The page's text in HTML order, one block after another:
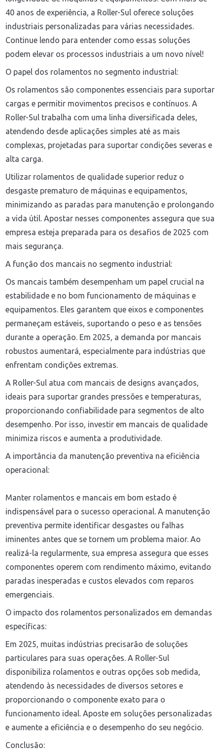
40 anos de experiência, a Roller-Sul oferece soluções
industriais personalizadas para várias necessidades.
Continue lendo para entender como essas soluções
podem elevar os processos industriais a um novo nível!
O papel dos rolamentos no segmento industrial:
Os rolamentos são componentes essenciais para suportar
cargas e permitir movimentos precisos e contínuos. A
Roller-Sul trabalha com uma linha diversificada deles,
atendendo desde aplicações simples até as mais
complexas, projetadas para suportar condições severas e
alta carga.
Utilizar rolamentos de qualidade superior reduz o
desgaste prematuro de máquinas e equipamentos,
minimizando as paradas para manutenção e prolongando
a vida útil. Apostar nesses componentes assegura que sua
empresa esteja preparada para os desafios de 2025 com
mais segurança.
A função dos mancais no segmento industrial:
Os mancais também desempenham um papel crucial na
estabilidade e no bom funcionamento de máquinas e
equipamentos. Eles garantem que eixos e componentes
permaneçam estáveis, suportando o peso e as tensões
durante a operação. Em 2025, a demanda por mancais
robustos aumentará, especialmente para indústrias que
enfrentam condições extremas.
A Roller-Sul atua com mancais de designs avançados,
ideais para suportar grandes pressões e temperaturas,
proporcionando confiabilidade para segmentos de alto
desempenho. Por isso, investir em mancais de qualidade
minimiza riscos e aumenta a produtividade.
A importância da manutenção preventiva na eficiência
operacional:
Manter rolamentos e mancais em bom estado é
indispensável para o sucesso operacional. A manutenção
preventiva permite identificar desgastes ou falhas
iminentes antes que se tornem um problema maior. Ao
realizá-la regularmente, sua empresa assegura que esses
componentes operem com rendimento máximo, evitando
paradas inesperadas e custos elevados com reparos
emergenciais.
O impacto dos rolamentos personalizados em demandas
específicas:
Em 2025, muitas indústrias precisarão de soluções
particulares para suas operações. A Roller-Sul
disponibiliza rolamentos e outras opções sob medida,
atendendo às necessidades de diversos setores e
proporcionando o componente exato para o
funcionamento ideal. Aposte em soluções personalizadas
e aumente a eficiência e o desempenho do seu negócio.
Conclusão: